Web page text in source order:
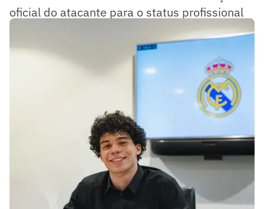
oficial do atacante para o status profissional
dentro do projeto esportivo do Real Madrid.